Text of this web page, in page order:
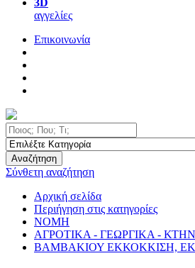
3D
αγγελίες
Επικοινωνία
Αναζήτηση
Σύνθετη αναζήτηση
Αρχική σελίδα
Περιήγηση στις κατηγορίες
ΝΟΜΗ
ΑΓΡΟΤΙΚΑ - ΓΕΩΡΓΙΚΑ -
ΒΑΜΒΑΚΙΟΥ ΕΚΚΟΚΚΙΣΗ,